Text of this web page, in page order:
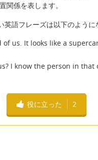
係を表します。
語フレーズは以下のように
of us. It looks like a
I know the person in that
役に立った 2